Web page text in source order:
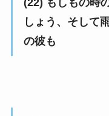
しょう、そして
の彼も